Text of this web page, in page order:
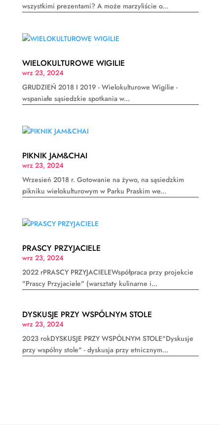
wszystkimi prezentami? A może marzyliście o...
WIELOKULTUROWE WIGILIE
wrz 23, 2024
GRUDZIEŃ 2018 I 2019 - Wielokulturowe Wigilie -
wspaniałe sąsiedzkie spotkania w...
PIKNIK JAM&CHAI
wrz 23, 2024
Wrzesień 2018 r. Gotowanie na żywo, na sąsiedzkim
pikniku wielokulturowym w Parku Praskim we...
PRASCY PRZYJACIELE
wrz 23, 2024
2022 rPRASCY PRZYJACIELEWspółpraca przy projekcie
"Prascy Przyjaciele" (warsztaty kulinarne i...
DYSKUSJE PRZY WSPÓLNYM STOLE
wrz 23, 2024
2023 rokDYSKUSJE PRZY WSPÓLNYM STOLE"Dyskusje
przy wspólny stole" - dyskusja przy etnicznym...